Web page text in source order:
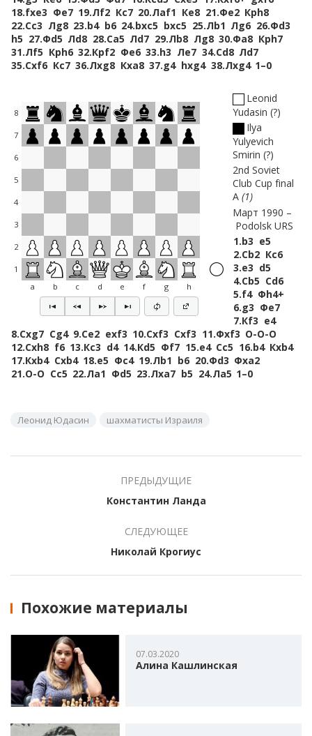
18.fxe3 Фe7 19.Лf2 Кc7 20.Лaf1 Кe8 21.Фe2 Крh8
22.Сc3 Лg8 23.b4 b6 24.bxc5 bxc5 25.Лb1 Лg6 26.Фd3
h5 27.Фd5 Лd8 28.Сa5 Лd7 29.Лb8 Лg8 30.Фa8 Крh7
31.Лf5 Крh6 32.Крf2 Фe6 33.h3 Лe7 34.Сd8 Лd7
35.Сxf6 Кc7 36.Лxg8 Кxa8 37.g4 hxg4 38.Лxg4 1–0
8
7
6
5
4
3
2
1
a
b c d e f g h
Leonid
Yudasin ?
Ilya
Yulyevich
Smirin ?
2nd Soviet
Club Cup final
A 1
Март 1990
Podolsk URS
1.b3 e5
2.Сb2 Кc6
3.e3 d5
4.Сb5 Сd6
5.f4 Фh4+
6.g3 Фe7
7.Кf3 e4
8.Сxg7 Сg4 9.Сe2 exf3 10.Сxf3 Сxf3 11.Фxf3 O-O-O
12.Сxh8 f6 13.Кc3 d4 14.Кd5 Фf7 15.e4 Сc5 16.b4 Кxb4
17.Кxb4 Сxb4 18.e5 Фc4 19.Лb1 b6 20.Фd3 Фxa2
21.O-O Сc5 22.Лa1 Фd5 23.Лxa7 b5 24.Лa5 1–0
Леонид Юдасин шахматисты Израиля
ПРЕДЫДУЩИЕ
Константин Ланда
СЛЕДУЮЩЕЕ
Николай Крогиус
Похожие материалы
07.03.2020
Алина Кашлинская